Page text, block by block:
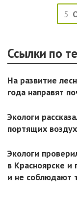
5
Ссылки по
На развитие
года направят
Экологи
портящих
Экологи
в Красноярске
и не соблюдают